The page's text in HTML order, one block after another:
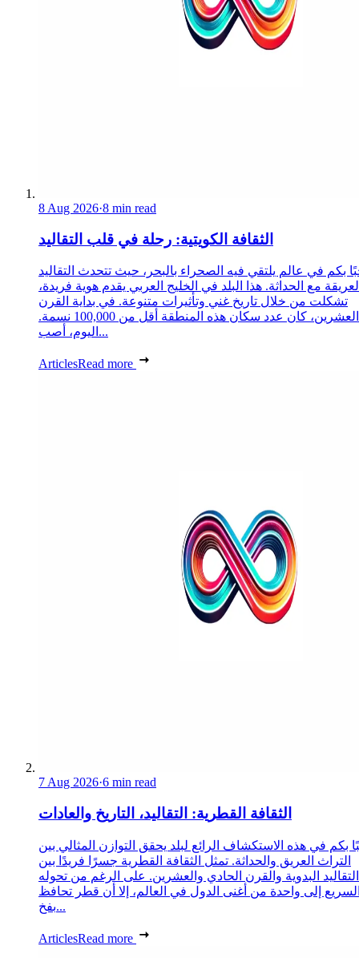
8 Aug 2026·8 min read
الثقافة الكويتية: رحلة في قلب التقاليد
بكم في عالم يلتقي فيه الصحراء بالبحر، حيث تتحدث التقاليد
مع الحداثة. هذا البلد في الخليج العربي يقدم هوية فريدة،
تشكلت من خلال تاريخ غني وتأثيرات متنوعة. في بداية القرن
العشرين، كان عدد سكان هذه المنطقة أقل من 100,000 نسمة.
اليوم، أصب...
ArticlesRead more
7 Aug 2026·6 min read
الثقافة القطرية: التقاليد، التاريخ والعادات
بكم في هذه الاستكشاف الرائع لبلد يحقق التوازن المثالي بين
التراث العريق والحداثة. تمثل الثقافة القطرية جسرًا فريدًا بين
التقاليد البدوية والقرن الحادي والعشرين. على الرغم من تحوله
إلى واحدة من أغنى الدول في العالم، إلا أن قطر تحافظ
بفخ...
ArticlesRead more